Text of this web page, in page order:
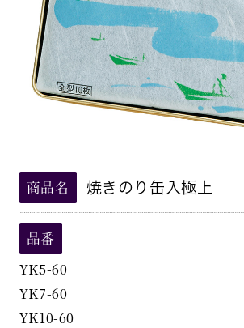
商品名 焼きのり缶入極上
品番
YK5-60
YK7-60
YK10-60